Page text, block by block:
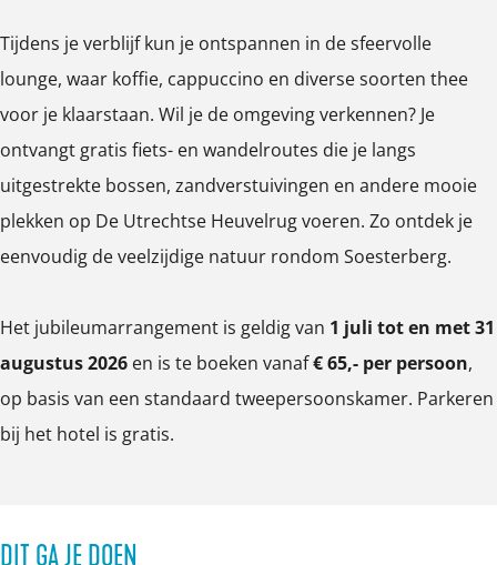
Tijdens je verblijf kun je ontspannen in de sfeervolle
lounge, waar koffie, cappuccino en diverse soorten thee
voor je klaarstaan. Wil je de omgeving verkennen? Je
ontvangt gratis fiets- en wandelroutes die je langs
uitgestrekte bossen, zandverstuivingen en andere mooie
plekken op De Utrechtse Heuvelrug voeren. Zo ontdek je
eenvoudig de veelzijdige natuur rondom Soesterberg.
Het jubileumarrangement is geldig van 1 juli tot en met 31
augustus 2026 en is te boeken vanaf€ 65,- per persoon,
op basis van een standaard tweepersoonskamer. Parkeren
bij het hotel is gratis.
DIT GA JE DOEN